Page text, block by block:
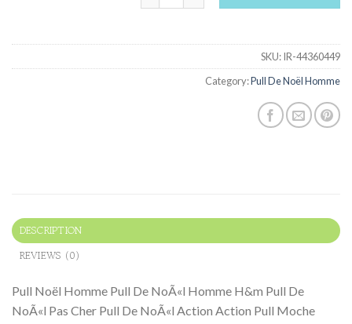
SKU:IR-44360449
Category:Pull De Noël Homme
DESCRIPTION
REVIEWS (0)
Pull Noël Homme Pull De NoÃ«l Homme H&m Pull De
NoÃ«l Pas Cher Pull De NoÃ«l Action Action Pull Moche